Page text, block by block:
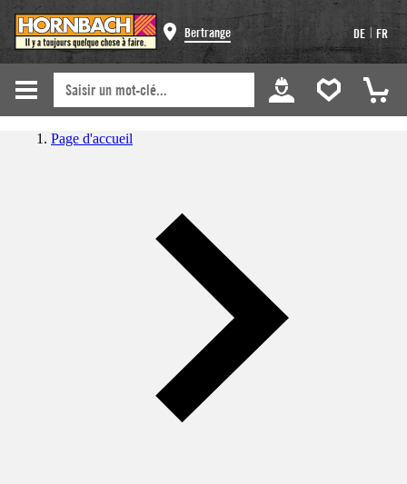
Bertrange DE | FR
Page d'accueil